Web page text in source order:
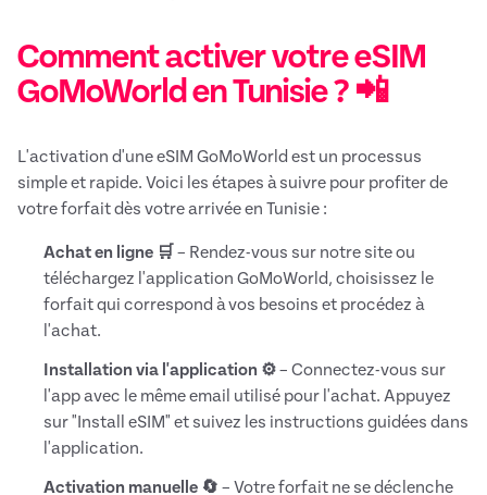
Comment activer votre eSIM
GoMoWorld en Tunisie ? 📲
L'activation d'une eSIM GoMoWorld est un processus
simple et rapide. Voici les étapes à suivre pour profiter de
votre forfait dès votre arrivée en Tunisie :
Achat en ligne 🛒 – Rendez-vous sur notre site ou
téléchargez l'application GoMoWorld, choisissez le
forfait qui correspond à vos besoins et procédez à
l'achat.
Installation via l'application ⚙️– Connectez-vous sur
l'app avec le même email utilisé pour l'achat. Appuyez
sur "Install eSIM" et suivez les instructions guidées dans
l'application.
Activation manuelle 🔄 – Votre forfait ne se déclenche